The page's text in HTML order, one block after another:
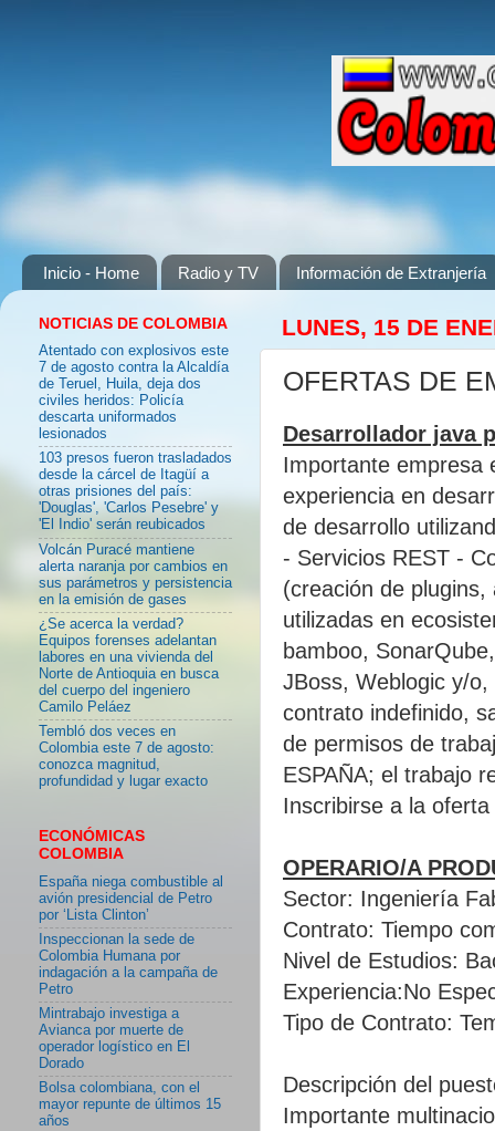
Inicio - Home Radio y TV Información de Extranjería
LUNES, 15 DE
OFERTAS DE
Desarrollador java
Importante empresa
experiencia en
de desarrollo
- Servicios REST -
(creación de
utilizadas en
bamboo,
JBoss, Weblogic y/
contrato indefinido,
de permisos de
ESPAÑA; el trabajo
Inscribirse a la
OPERARIO/A
Sector: Ingeniería
Contrato: Tiempo
Nivel de Estudios:
Experiencia:No
Tipo de Contrato:
Descripción del
Importante
NOTICIAS DE COLOMBIA
Atentado con explosivos este
7 de agosto contra la Alcaldía
de Teruel, Huila, deja dos
civiles heridos: Policía
descarta uniformados
lesionados
103 presos fueron trasladados
desde la cárcel de Itagüí a
otras prisiones del país:
'Douglas', 'Carlos Pesebre' y
'El Indio' serán reubicados
Volcán Puracé mantiene
alerta naranja por cambios en
sus parámetros y persistencia
en la emisión de gases
¿Se acerca la verdad?
Equipos forenses adelantan
labores en una vivienda del
Norte de Antioquia en busca
del cuerpo del ingeniero
Camilo Peláez
Tembló dos veces en
Colombia este 7 de agosto:
conozca magnitud,
profundidad y lugar exacto
ECONÓMICAS
COLOMBIA
España niega combustible al
avión presidencial de Petro
por ‘Lista Clinton’
Inspeccionan la sede de
Colombia Humana por
indagación a la campaña de
Petro
Mintrabajo investiga a
Avianca por muerte de
operador logístico en El
Dorado
Bolsa colombiana, con el
mayor repunte de últimos 15
años